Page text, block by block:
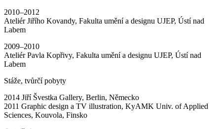
2010–2012
Ateliér Jiřího Kovandy, Fakulta umění a designu UJEP, Ústí nad
Labem
2009–2010
Ateliér Pavla Kopřivy, Fakulta umění a designu UJEP, Ústí nad
Labem
Stáže, tvůrčí pobyty
2014 Jiří Švestka Gallery, Berlin, Německo
2011 Graphic design a TV illustration, KyAMK Univ. of Applied
Sciences, Kouvola, Finsko